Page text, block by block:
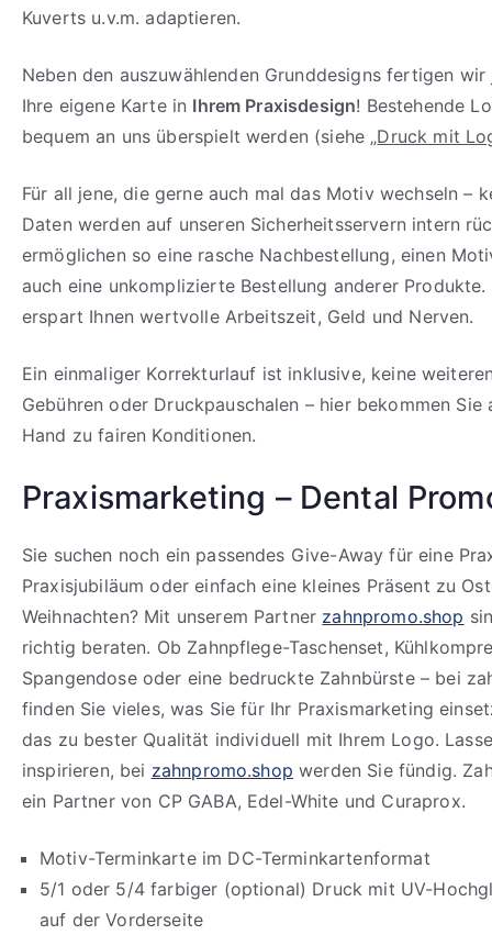
Kuverts u.v.m. adaptieren.
Neben den auszuwählenden Grunddesigns fertigen
Ihre eigene Karte in Ihrem Praxisdesign! Bestehende
bequem an uns überspielt werden (siehe „Druck mit
Für all jene, die gerne auch mal das Motiv wechseln –
Daten werden auf unseren Sicherheitsservern intern
ermöglichen so eine rasche Nachbestellung, einen
auch eine unkomplizierte Bestellung anderer Produkte.
erspart Ihnen wertvolle Arbeitszeit, Geld und Nerven.
Ein einmaliger Korrekturlauf ist inklusive, keine
Gebühren oder Druckpauschalen – hier bekommen Sie
Hand zu fairen Konditionen.
Praxismarketing – Dental
Sie suchen noch ein passendes Give-Away für eine
Praxisjubiläum oder einfach eine kleines Präsent zu
Weihnachten? Mit unserem Partner zahnpromo.shop
richtig beraten. Ob Zahnpflege-Taschenset,
Spangendose oder eine bedruckte Zahnbürste – bei
finden Sie vieles, was Sie für Ihr Praxismarketing
das zu bester Qualität individuell mit Ihrem Logo.
inspirieren, bei zahnpromo.shop werden Sie fündig.
ein Partner von CP GABA, Edel-White und Curaprox.
Motiv-Terminkarte im DC-Terminkartenformat
5/1 oder 5/4 farbiger (optional) Druck mit UV-
auf der Vorderseite